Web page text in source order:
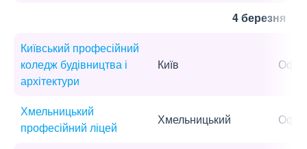
4 березня
Київський професійний
коледж будівництва і
архітектури
Київ
Хмельницький
професійний ліцей
Хмельницький